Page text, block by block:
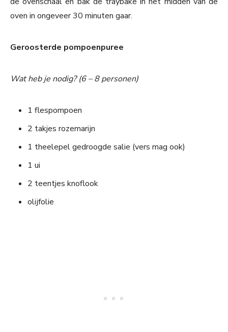
oven in ongeveer 30 minuten gaar.
Geroosterde pompoenpuree
Wat heb je nodig? (6 – 8 personen)
1 flespompoen
2 takjes rozemarijn
1 theelepel gedroogde salie (vers mag ook)
1 ui
2 teentjes knoflook
olijfolie